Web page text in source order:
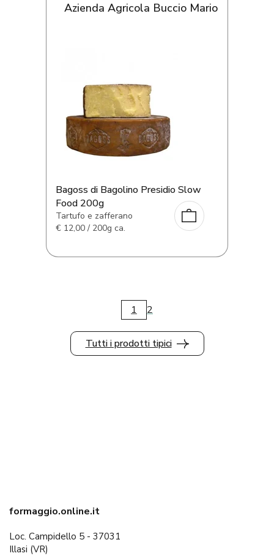
Azienda Agricola Buccio Mario
Bagoss di Bagolino Presidio Slow
Food 200g
Tartufo e zafferano
€ 12,00 / 200g ca.
1 2
Tutti i prodotti tipici
formaggio.online.it
Loc. Campidello 5 - 37031
Illasi (VR)